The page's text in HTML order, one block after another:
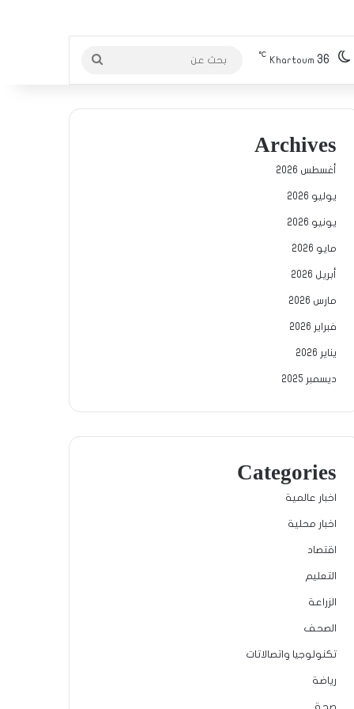
Khartoum 36
℃
Archives
أغسطس 2026
يوليو 2026
يونيو 2026
مايو 2026
أبريل 2026
مارس 2026
فبراير 2026
يناير 2026
ديسمبر 2025
Categories
اخبار عالمية
اخبار محلية
اقتصاد
التعليم
الزراعة
الصحف
تكنولوجيا واتصالاتات
رياضة
صحة